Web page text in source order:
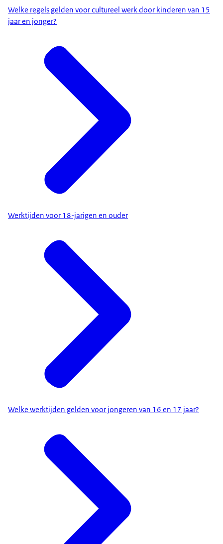
Welke regels gelden voor cultureel werk door kinderen van 15
jaar en jonger?
Werktijden voor 18-jarigen en ouder
Welke werktijden gelden voor jongeren van 16 en 17 jaar?